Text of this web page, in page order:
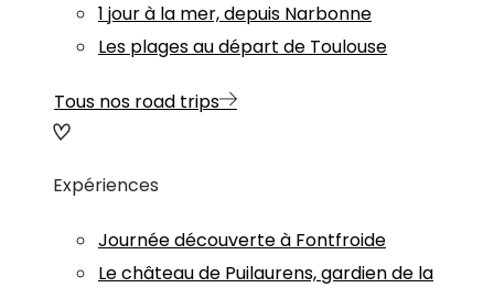
1 jour à la mer, depuis Narbonne
Les plages au départ de Toulouse
Tous nos road trips
Expériences
Journée découverte à Fontfroide
Le château de Puilaurens, gardien de la